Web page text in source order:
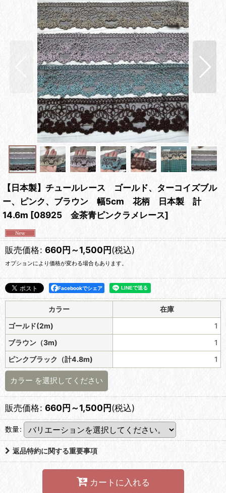
【日本製】チュールレース ゴールド、ターコイズブル
ー、ピンク、ブラウン 幅5cm 花柄 日本製 計
14.6m [08925 金茶青ピンクラメレース]
販売価格: 660円～1,500円(税込)
オプションにより価格が変わる場合もあります。
Facebookでシェア
カラー
在庫
ゴールド(2m)
1
ブラウン（3m)
1
ピンクブラック（計4.8m)
1
カラー を選択してください
販売価格: 660円～1,500円(税込)
数量:
返品特約に関する重要事項
カートに入れる